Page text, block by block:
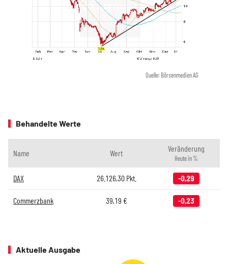
Quelle: Börsenmedien AG
Behandelte Werte
Name Wert Veränderung
Heute in %
DAX 26.126,30Pkt. -0,29
Commerzbank 39,19 € -0,23
Aktuelle Ausgabe